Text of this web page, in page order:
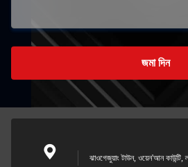
জমা দিন
ঝাওগেজুয়াং টাউন, ওয়েন'আন কাউন্টি,